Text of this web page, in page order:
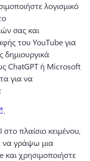
λογισμικό
σας και
του YouTube για
δημιουργικά
ChatGPT ή Microsoft
για να
.
πλαίσιο κειμένου,
να γράψω μια
και χρησιμοποιήστε